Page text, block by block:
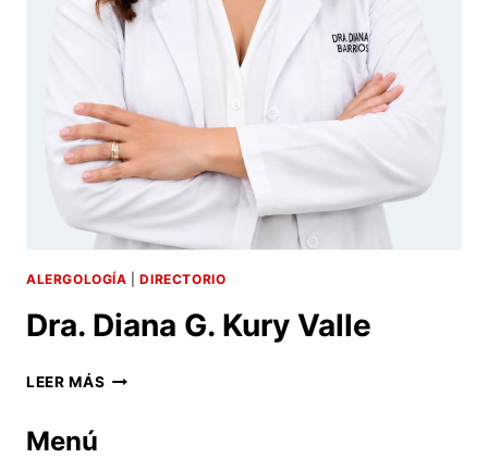
ALERGOLOGÍA |DIRECTORIO
Dra. Diana G. Kury Valle
LEER MÁS DRA.
Menú